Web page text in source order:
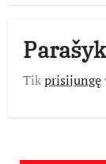
Tikprisijungę